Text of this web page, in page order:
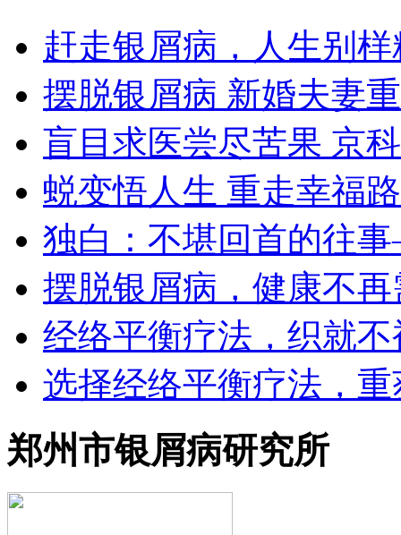
赶走银屑病，人生别
摆脱银屑病 新婚夫妻
盲目求医尝尽苦果 京
蜕变悟人生 重走幸福路
独白：不堪回首的往
摆脱银屑病，健康不
经络平衡疗法，织就
选择经络平衡疗法，
郑州市银屑病研究所